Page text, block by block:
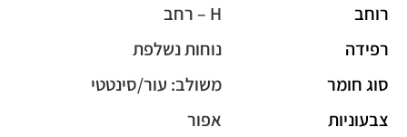
רוחב
H – רחב
רפידה
נוחות נשלפת
סוג חומר
משולב: עור/סינטטי
צבעוניות
אפור